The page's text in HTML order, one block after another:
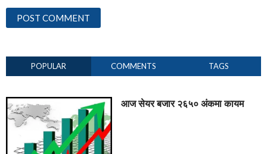
POPULAR COMMENTS TAGS
आज सेयर बजार २६५० अंकमा कायम